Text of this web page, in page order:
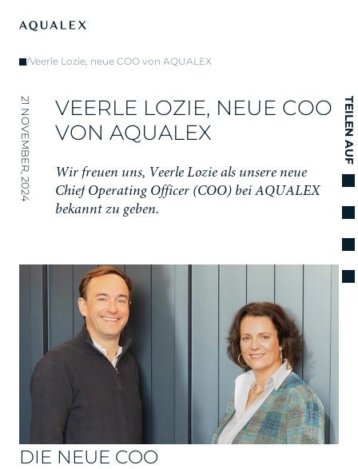
/Veerle Lozie, neue COO von AQUALEX
21 NOVEMBER, 2024 VEERLE LOZIE, NEUE COO
VON AQUALEX
Wir freuen uns, Veerle Lozie als unsere neue
Chief Operating Officer (COO) bei AQUALEX
bekannt zu geben.
TEILEN AUF
DIE NEUE COO